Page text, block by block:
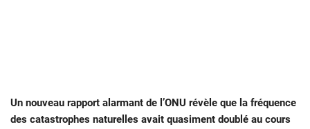
Un nouveau rapport alarmant de l’ONU révèle que la fréquence
des catastrophes naturelles avait quasiment doublé au cours